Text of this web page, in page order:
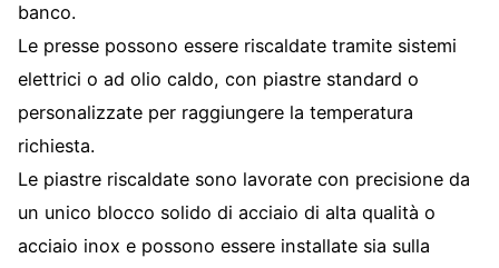
banco.
Le presse possono essere riscaldate tramite sistemi
elettrici o ad olio caldo, con piastre standard o
personalizzate per raggiungere la temperatura
richiesta.
Le piastre riscaldate sono lavorate con precisione da
un unico blocco solido di acciaio di alta qualità o
acciaio inox e possono essere installate sia sulla